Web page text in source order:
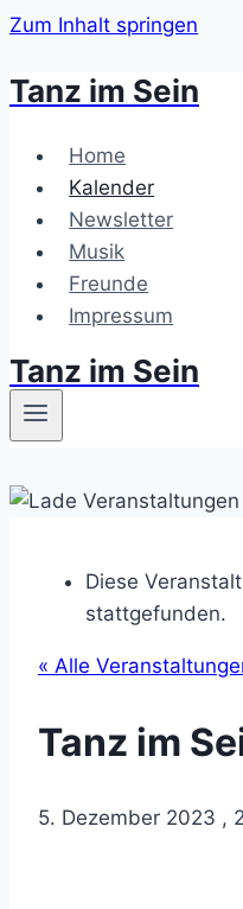
Zum Inhalt springen
Tanz im Sein
Home
Kalender
Newsletter
Musik
Freunde
Impressum
Tanz im Sein
Diese
stattgefunden.
« Alle
Tanz im
5. Dezember 2023 ,